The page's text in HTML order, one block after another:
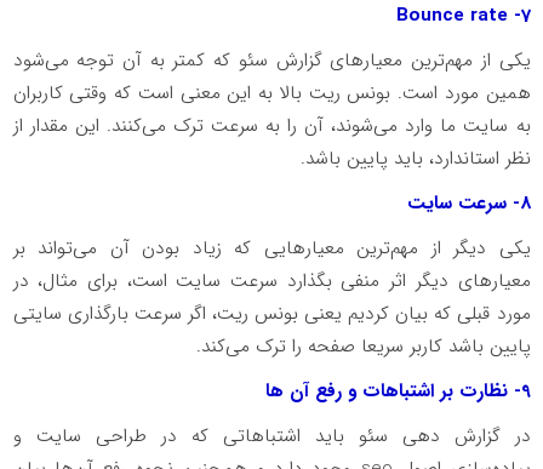
7- Bounce rate
یکی از مهم‌ترین معیارهای گزارش سئو که کمتر به آن توجه می‌شود
همین مورد است. بونس ریت بالا به این معنی است که وقتی کاربران
به سایت ما وارد می‌شوند، آن را به سرعت ترک می‌کنند. این مقدار از
نظر استاندارد، باید پایین باشد.
8- سرعت سایت
یکی دیگر از مهم‌ترین معیارهایی که زیاد بودن آن می‌تواند بر
معیارهای دیگر اثر منفی بگذارد سرعت سایت است، برای مثال، در
مورد قبلی که بیان کردیم یعنی بونس ریت، اگر سرعت بارگذاری سایتی
پایین باشد کاربر سریعا صفحه را ترک می‌کند.
9- نظارت بر اشتباهات و رفع آن ها
در گزارش دهی سئو باید اشتباهاتی که در طراحی سایت و